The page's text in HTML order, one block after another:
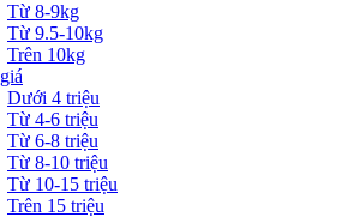
Từ 8-9kg
Từ 9.5-10kg
Trên 10kg
Dưới 4 triệu
Từ 4-6 triệu
Từ 6-8 triệu
Từ 8-10 triệu
Từ 10-15 triệu
Trên 15 triệu